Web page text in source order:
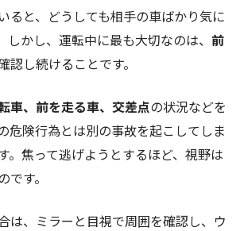
ると、どうしても相手の車ばかり気に
しかし、運転中に最も大切なのは、 前
認し続けることです。
車、前を走る車、交差点の状況などを
危険行為とは別の事故を起こしてしま
。焦って逃げようとするほど、視野は
す。
は、ミラーと目視で周囲を確認し、ウ